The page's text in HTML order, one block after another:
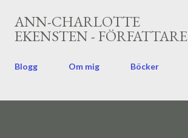
Fortsätt till huvudinnehåll
ANN-CHARLOTTE
EKENSTEN - FÖRFATTARE
Blogg Om mig Böcker